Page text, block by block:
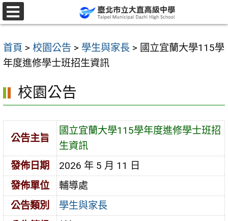
跳
至
要
內
區
首頁 > 校園公告 > 學生與家長 > 國立宜蘭大學115學
年度進修學士班招生資訊
校園公告
公告主旨
國立宜蘭大學115學年度進修學士班招
生資訊
發佈日期
2026 年 5 月 11 日
發佈單位
輔導處
公告類別
學生與家長
選
單